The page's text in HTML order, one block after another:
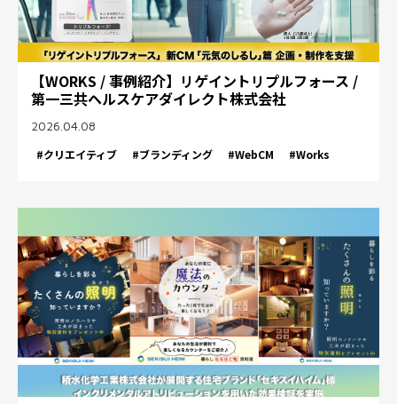
【WORKS / 事例紹介】リゲイントリプルフォース /
第一三共ヘルスケアダイレクト株式会社
2026.04.08
#クリエイティブ
#ブランディング #WebCM #Works